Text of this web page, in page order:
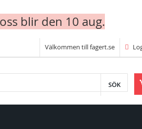
blir den 10 aug.
Välkommen till fagert.se